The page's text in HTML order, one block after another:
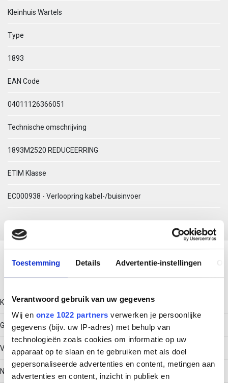
Toestemming Details Advertentie-instellingen
Verantwoord gebruik van uw gegevens
Wij en onze 1022 partners verwerken je persoonlijke
gegevens (bijv. uw IP-adres) met behulp van
technologieën zoals cookies om informatie op uw
apparaat op te slaan en te gebruiken met als doel
gepersonaliseerde advertenties en content, metingen aan
advertenties en content, inzicht in publiek en
Kleinhuis Wartels
Type
1893
EAN Code
04011126366051
Technische omschrijving
1893M2520 REDUCEERRING
ETIM Klasse
EC000938 - Verloopring kabel-/buisinvoer
Download productsheet
Technische gegevens
Kleur
Grijs
Vernikkeld
Nee